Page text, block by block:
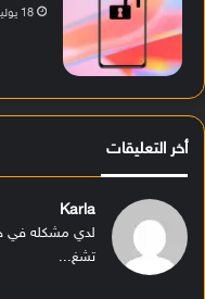
18 يوليو 2025
أخر التعليقات
Karla
لدي مشكله في
تشغ...